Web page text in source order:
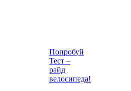
Попробуй
Тест –
райд
велосипеда!